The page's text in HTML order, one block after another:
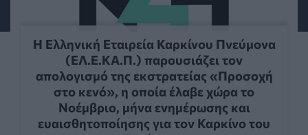
Η Ελληνική Εταιρεία Καρκίνου Πνεύµονα
(ΕΛ.Ε.ΚΑ.Π.) παρουσιάζει τον
απολογισµό της εκστρατείας «Προσοχή
στο κενό», η οποία έλαβε χώρα το
Νοέµβριο, µήνα ενηµέρωσης και
ευαισθητοποίησης για τον Καρκίνο του